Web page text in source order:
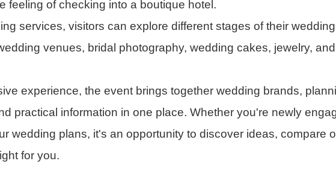
feeling of checking into a boutique hotel.
services, visitors can explore different stages of their
venues, bridal photography, wedding cakes, jewelry,
experience, the event brings together wedding brands,
practical information in one place. Whether you're newly
wedding plans, it's an opportunity to discover ideas, compare
for you.